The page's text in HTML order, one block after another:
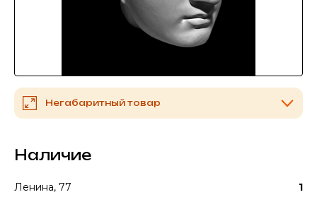
Негабаритный товар
Наличие
Ленина, 77 1